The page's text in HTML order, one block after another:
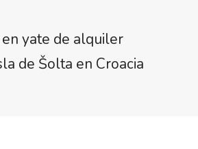
yate de alquiler
de Šolta en Croacia